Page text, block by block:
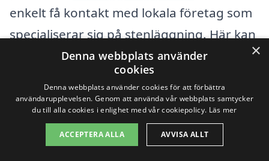
enkelt få kontakt med lokala företag som
specialiserar sig på stenläggning. Här kan
du få flera offerter och jämföra priser,
vilket gör det lättare att fatta ett
informerat beslut.
Några av de städer som ligger nära Östra
×
Denna webbplats använder
cookies
Denna webbplats använder cookies för att förbättra
användarupplevelsen. Genom att använda vår webbplats samtycker
du till alla cookies i enlighet med vår cookiepolicy. Läs mer
ACCEPTERA ALLA AVVISA ALLT